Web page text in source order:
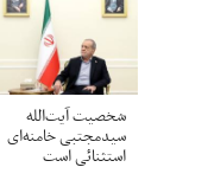
شخصیت آیت‌الله
سیدمجتبی خامنه‌ای
استثنائی است